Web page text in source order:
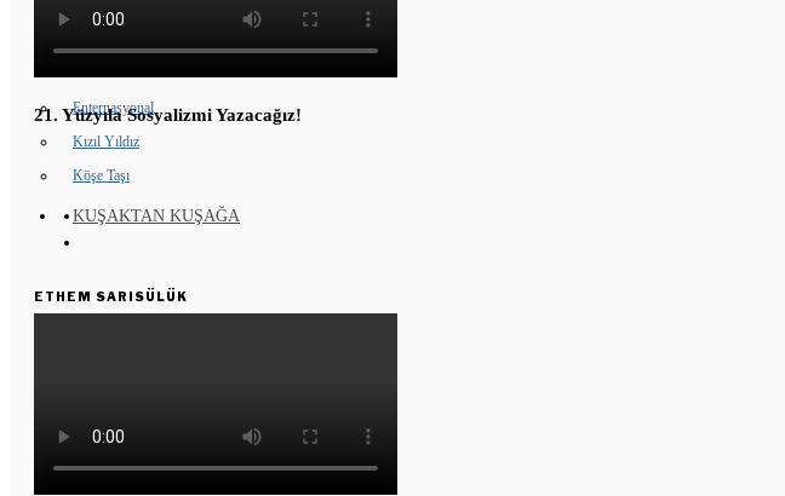
GENÇ KOMÜNARLAR
Enternasyonal
Kızıl Yıldız
Köşe Taşı
KUŞAKTAN KUŞAĞA
21. Yüzyıla Sosyalizmi Yazacağız!
ETHEM SARISÜLÜK